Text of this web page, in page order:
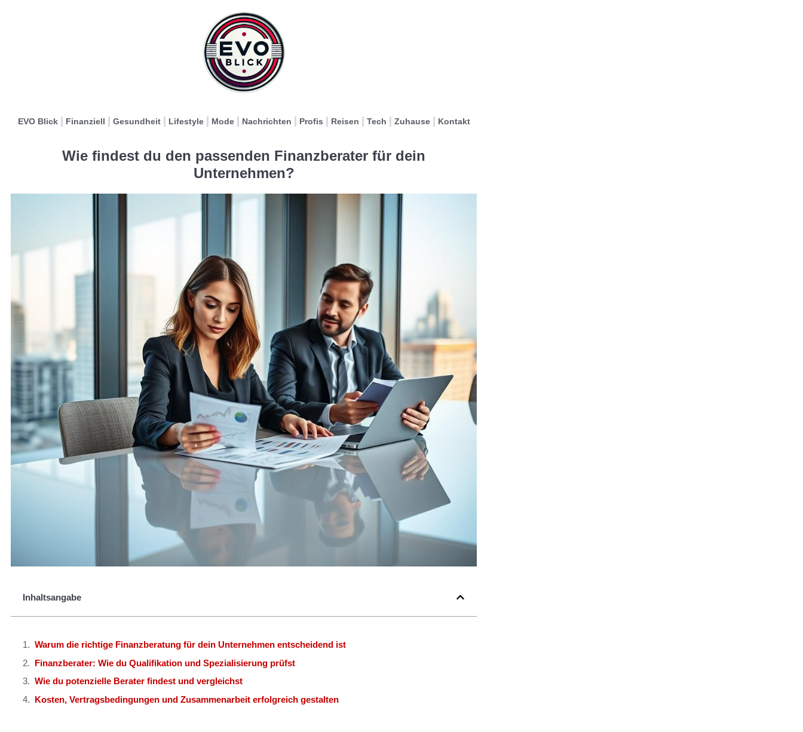
EVO Blick Finanziell Gesundheit Lifestyle Mode Nachrichten Profis Reisen Tech Zuhause Kontakt
Wie findest du den passenden Finanzberater für dein
Unternehmen?
Inhaltsangabe
Warum die richtige Finanzberatung für dein Unternehmen entscheidend ist
Finanzberater: Wie du Qualifikation und Spezialisierung prüfst
Wie du potenzielle Berater findest und vergleichst
Kosten, Vertragsbedingungen und Zusammenarbeit erfolgreich gestalten